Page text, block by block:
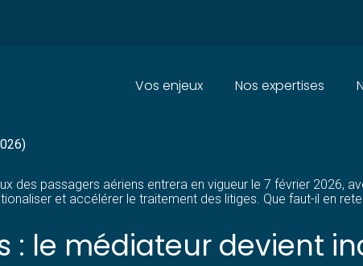
Principal
Vos enjeux Nos expertises
DE BILLETS D’AVION :
des passagers aériens entrera en vigueur le 7 février 2026,
et accélérer le traitement des litiges. Que faut-il en
: le médiateur devient